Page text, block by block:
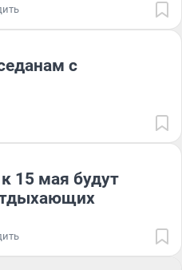
с
15 мая будут